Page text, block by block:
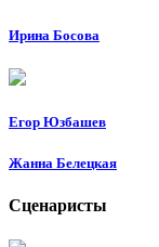
Ирина Босова
Егор Юзбашев
Жанна Белецкая
Сценаристы